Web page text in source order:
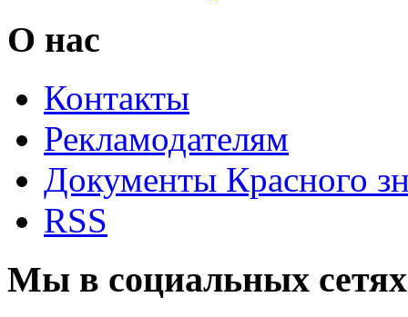
О нас
Контакты
Рекламодателям
Документы Красного
RSS
Мы в социальных сетях